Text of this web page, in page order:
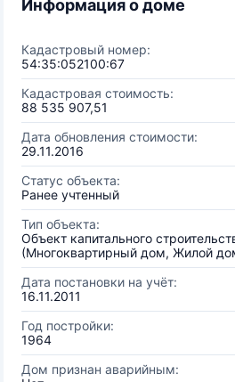
Информация о доме
Кадастровый номер:
54:35:052100:67
Кадастровая стоимость:
88 535 907,51
Дата обновления стоимости:
29.11.2016
Статус объекта:
Ранее учтенный
Тип объекта:
Объект капитального
(Многоквартирный дом, Жилой
Дата постановки на учёт:
16.11.2011
Год постройки:
1964
Дом признан аварийным: